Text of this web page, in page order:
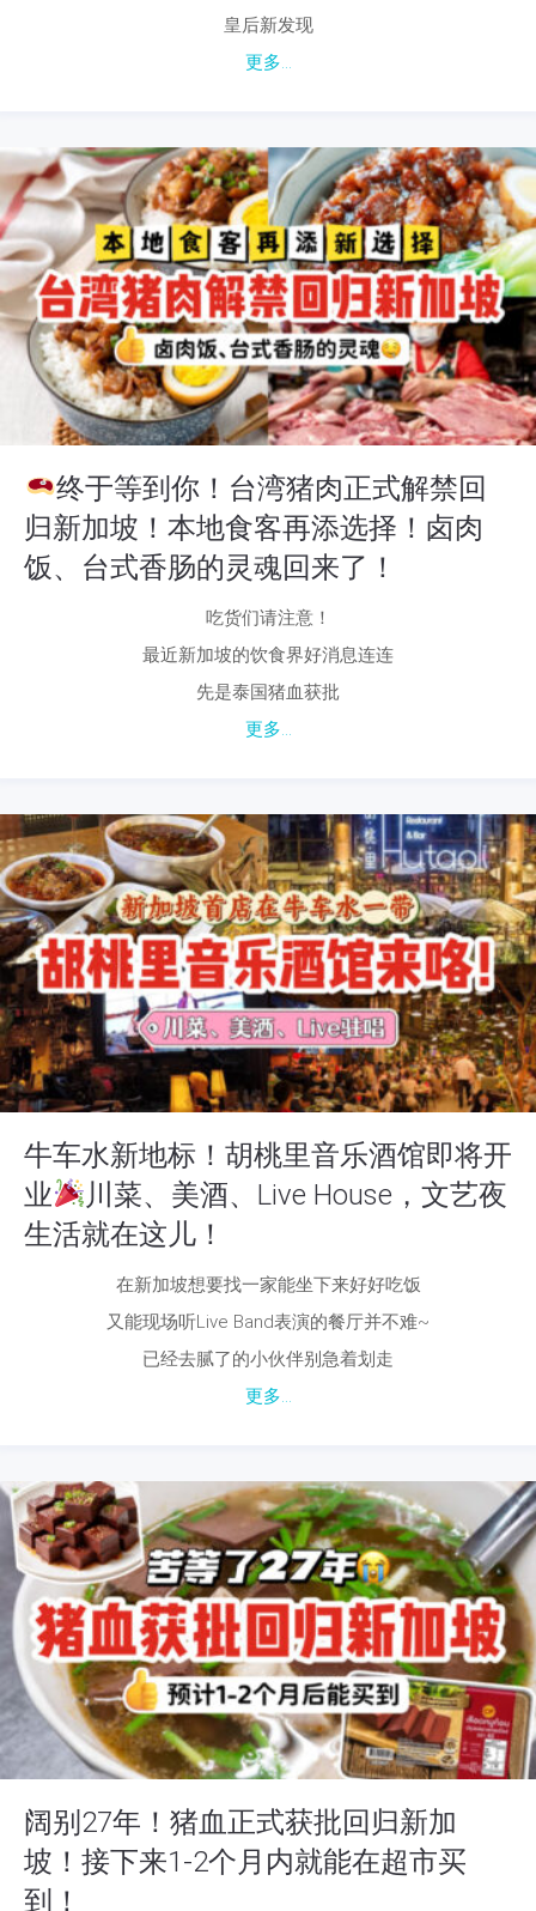
皇后新发现
更多...
终于等到你！台湾猪肉正式解禁回
归新加坡！本地食客再添选择！卤肉
饭、台式香肠的灵魂回来了！
吃货们请注意！
最近新加坡的饮食界好消息连连
先是泰国猪血获批
更多...
牛车水新地标！胡桃里音乐酒馆即将开
业
川菜、美酒、Live House，文艺夜
生活就在这儿！
在新加坡想要找一家能坐下来好好吃饭
又能现场听Live Band表演的餐厅并不难~
已经去腻了的小伙伴别急着划走
更多...
阔别27年！猪血正式获批回归新加
坡！接下来1-2个月内就能在超市买
到！